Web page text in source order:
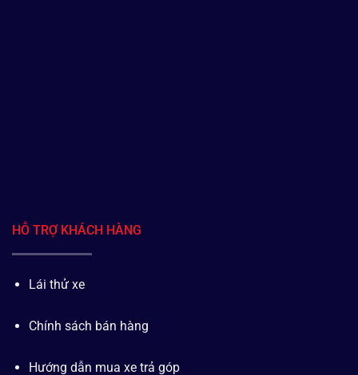
HỖ TRỢ KHÁCH HÀNG
Lái thử xe
Chính sách bán hàng
Hướng dẫn mua xe trả góp